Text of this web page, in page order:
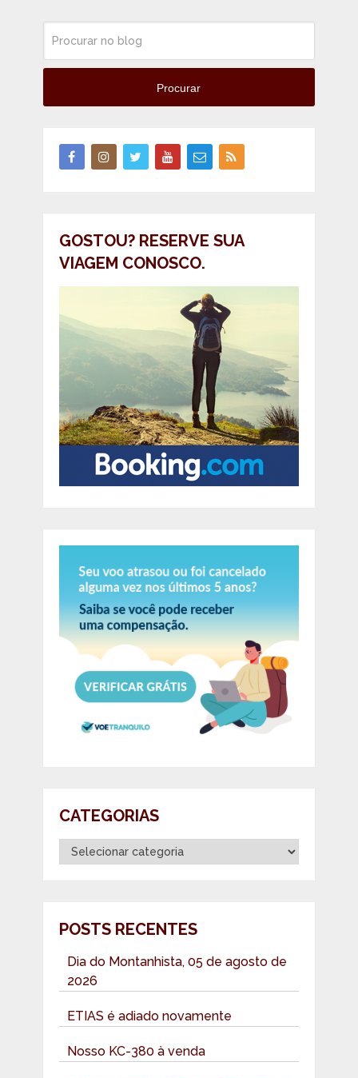
Procurar
GOSTOU? RESERVE SUA
VIAGEM CONOSCO.
CATEGORIAS
Categorias
POSTS RECENTES
Dia do Montanhista, 05 de agosto de
2026
ETIAS é adiado novamente
Nosso KC-380 à venda